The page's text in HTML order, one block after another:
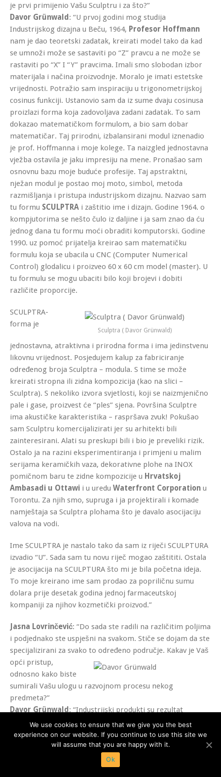
je prvi primijenio Vašu Sculptru i za što?”
Davor Grünwald : “U prvoj godini mog studija
Industrijskog dizajna u Beču, 1964, Profesor Hoffmann
nam je dao teoretski zadatak, kreirati model tako da kad
se umnoži može se sastaviti po “Z” pravcu a ne može se
rastaviti po “X” I “Y” pravcima. Imali smo slobodan izbor
materijala i načina proizvodnje. Moralo je imati estetske
vrijednosti. Potražio sam inspiraciju u trigonometrijskoj
cosinus funkciji. Ustanovio sam da iz sume dvaju cosinusa
proizlazi forma koja zadovoljava zadani zadatak. To sam
dokazao matematičkom formulom, a bio sam dobar
matematičar. Taj prirodni, izbalansirani modul iznenadio
je prof. Hoffmanna i moje kolege. Ta naizgled jednostavna
vježba ostavila je jaku impresiju na mene. Pronašao sam
osnovnu bazu moje buduće profesije. Taj apstraktni,
nježan modul je postao moj moto, simbol, metoda
razmišljanja i pristupa industrijskom dizajnu. Nazvao sam
tu formu SCULPTRA i zaštitio ime i dizajn. Godine 1964. o
kompjutorima se nešto čulo iz daljine i ja sam znao da ću
jednog dana tu formu moći obraditi komputorski. Godine
1990. uz pomoć prijatelja kreirao sam matematičku
formulu koja se ubacila u CNC (Computer Numerical
Control) glodalicu i proizveo 60 x 60 cm model (master). U
tu formulu se mogu ubaciti bilo koji brojevi i dobiti
različite proporcije.
Sculptra ( Davor Grünwald)
SCULPTRA-
forma je
jednostavna, atraktivna i prirodna forma i ima jedinstvenu
likovnu vrijednost. Posjedujem kalup za fabriciranje
određenog broja Sculptra – modula. S time se može
kreirati stropna ili zidna kompozicija (kao na slici –
Sculptra). S nekoliko izvora svjetlosti, koji se naizmjenično
pale i gase, proizvest će “ples” sjena. Površina Sculptre
ima akustičke karakteristika – raspršava zvuk! Pokušao
sam Sculptru komercijalizirati jer su arhitekti bili
zainteresirani. Alati su preskupi bili i bio je preveliki rizik.
Ostalo ja na razini eksperimentiranja i primjeni u malim
serijama keramičkih vaza, dekorativne plohe na INOX
pomičnom baru te zidne kompozicije u Hrvatskoj
Ambasadi u Ottawi i u uredu Waterfront Corporation u
Torontu. Za njih smo, supruga i ja projektirali i komade
namještaja sa Sculptra plohama što je davalo asocijaciju
valova na vodi.
Ime SCULPTRA je nastalo tako da sam iz riječi SCULPTURA
izvadio “U”. Sada sam tu novu riječ mogao zaštititi. Ostala
je asocijacija na SCULPTURA što mi je bila početna ideja.
To moje kreirano ime sam prodao za popriličnu sumu
dolara prije desetak godina jednoj farmaceutskoj
kompaniji za njihov kozmetički proizvod.”
Jasna Lovrinčević: “Do sada ste radili na različitim poljima
i podjednako ste uspješni na svakom. Stiče se dojam da ste
specijalizirani za svako to određeno područje. Kakav je Vaš
opći pristup,
odnosno kako biste
sumirali Vašu ulogu u razvojnom procesu nekog
predmeta?”
Davor Grünwald : “Industrijski produkti su rezultat
procesa dizajna, no priroda tih procesa može imati mnoge
forme. Može biti rukovođena pojedincem ili timom, može
se rukovoditi kreativnom inventivnošću ili kalkuliranim
znanstvenim odlukama. Može biti pod utjecajem
čimbenika kao materijali, proizvodni procesi, poslovne
We use cookies to ensure that we give you the best
experience on our website. If you continue to use this site we
will assume that you are happy with it.
Ok